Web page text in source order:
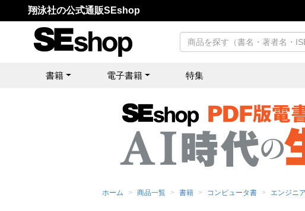
翔泳社の公式通販SEshop
書籍 電子書籍 特集
ホーム 商品一覧 書籍 コンピュータ書 エンジニ